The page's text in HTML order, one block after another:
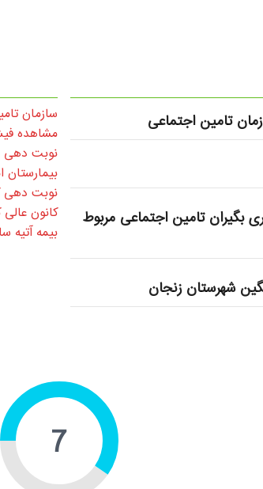
تامین اجتماعی
تامین اجتماعی مربوط
شهرستان زنجان
سازمان
مشاهده
نوبت دهی
نوبت دهی
کانون
بیمه آتیه
10